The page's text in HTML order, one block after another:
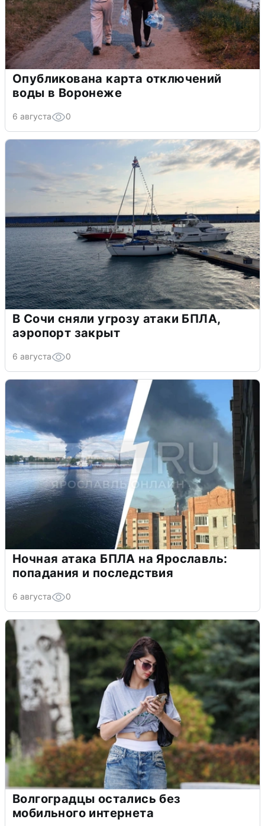
Опубликована карта отключений
воды в Воронеже
6 августа 0
В Сочи сняли угрозу атаки БПЛА,
аэропорт закрыт
6 августа 0
Ночная атака БПЛА на Ярославль:
попадания и последствия
6 августа 0
Волгоградцы остались без
мобильного интернета